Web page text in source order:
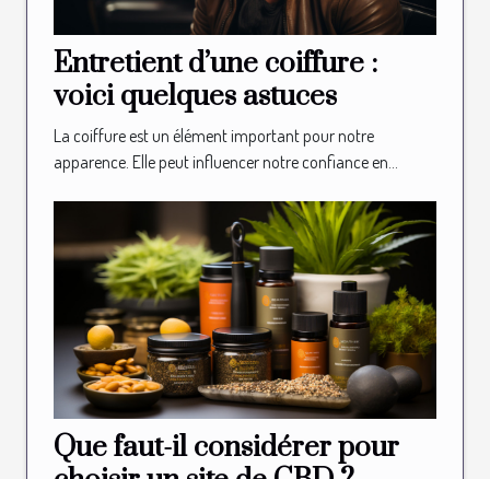
Entretient d’une coiffure :
voici quelques astuces
La coiffure est un élément important pour notre
apparence. Elle peut influencer notre confiance en...
Que faut-il considérer pour